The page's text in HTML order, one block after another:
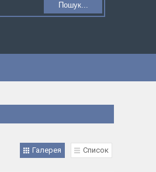
Пошук...
Галерея Список